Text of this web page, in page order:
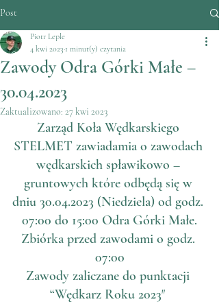
Post
Zawody Odra Górki Małe –
30.04.2023
Piotr Leple
4 kwi 2023 1 minut(y) czytania
Zaktualizowano: 27 kwi 2023
Zarząd Koła Wędkarskiego
STELMET zawiadamia o zawodach
wędkarskich spławikowo –
gruntowych które odbędą się w
dniu 30.04.2023 (Niedziela) od godz.
07:00 do 15:00 Odra Górki Małe.
Zbiórka przed zawodami o godz.
07:00
Zawody zaliczane do punktacji
“Wędkarz Roku 2023″